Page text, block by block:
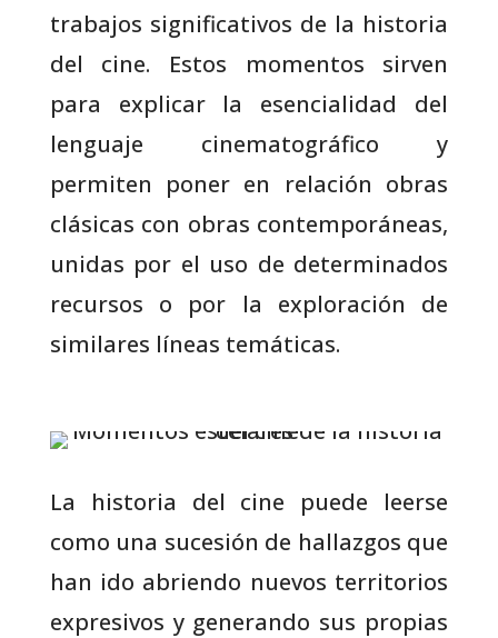
trabajos significativos de la historia
del cine. Estos momentos sirven
para explicar la esencialidad del
lenguaje cinematográfico y
permiten poner en relación obras
clásicas con obras contemporáneas,
unidas por el uso de determinados
recursos o por la exploración de
similares líneas temáticas.
La historia del cine puede leerse
como una sucesión de hallazgos que
han ido abriendo nuevos territorios
expresivos y generando sus propias